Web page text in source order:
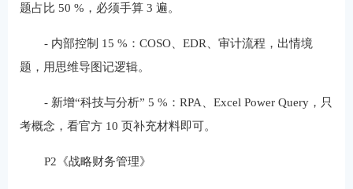
题占比 50 %，必须手算 3 遍。
‑ 内部控制 15 %：COSO、EDR、审计流程，出情境
题，用思维导图记逻辑。
‑ 新增“科技与分析” 5 %：RPA、Excel Power Query，只
考概念，看官方 10 页补充材料即可。
P2《战略财务管理》